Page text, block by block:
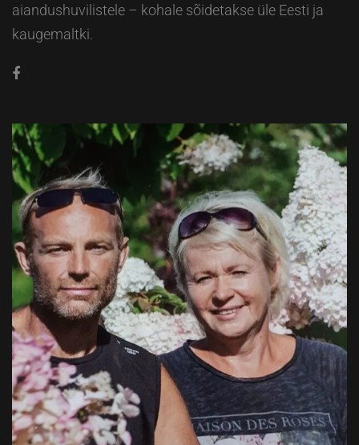
aiandushuvilistele – kohale sõidetakse üle Eesti ja
kaugemaltki.